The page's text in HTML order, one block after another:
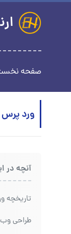
صفحه
ورد پرس
آنچه در
تاریخچه
طراحی